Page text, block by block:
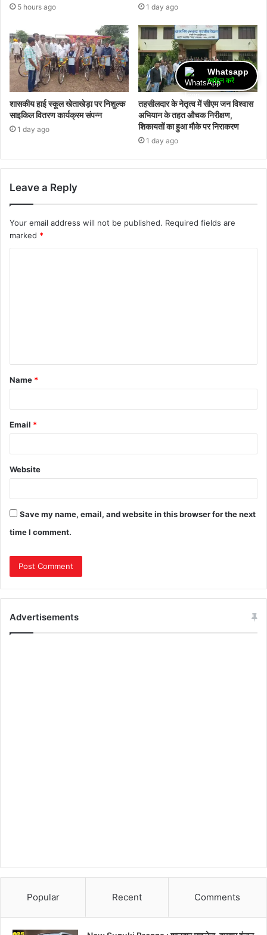
5 hours ago 1 day ago
शासकीय हाई स्कूल खेताखेड़ा पर निशुल्क
साइकिल वितरण कार्यक्रम संपन्न
1 day ago
तहसीलदार के नेतृत्व में सीएम जन विश्वास
अभियान के तहत औचक निरीक्षण,
शिकायतों का हुआ मौके पर निराकरण
1 day ago
Leave a Reply
Your email address will not be published. Required fields are
marked *
Name *
Email *
Website
Save my name, email, and website in this browser for the next
time I comment.
Advertisements
Popular Recent Comments
Whatsapp
ज्वॉइन करें